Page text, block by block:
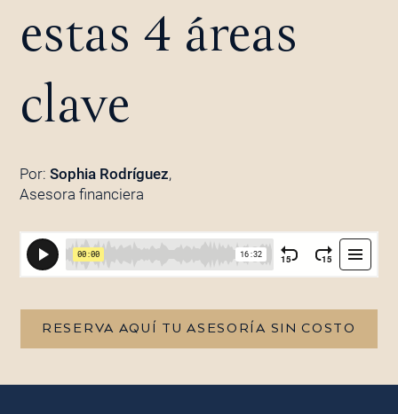
estas 4 áreas
clave
Por: Sophia Rodríguez,
Asesora financiera
RESERVA AQUÍ TU ASESORÍA SIN COSTO